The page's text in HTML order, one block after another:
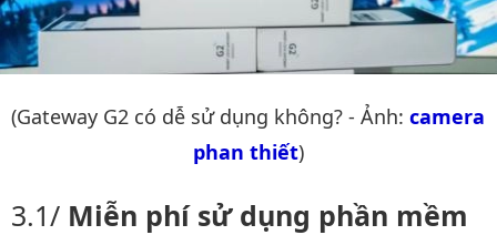
(Gateway G2 có dễ sử dụng không? - Ảnh: camera
phan thiết)
Miễn phí sử dụng phần mềm